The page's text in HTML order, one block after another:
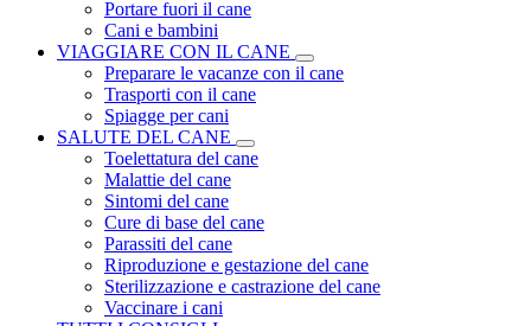
Portare fuori il cane
Cani e bambini
VIAGGIARE CON IL CANE
Preparare le vacanze con il cane
Trasporti con il cane
Spiagge per cani
SALUTE DEL CANE
Toelettatura del cane
Malattie del cane
Sintomi del cane
Cure di base del cane
Parassiti del cane
Riproduzione e gestazione del cane
Sterilizzazione e castrazione del cane
Vaccinare i cani